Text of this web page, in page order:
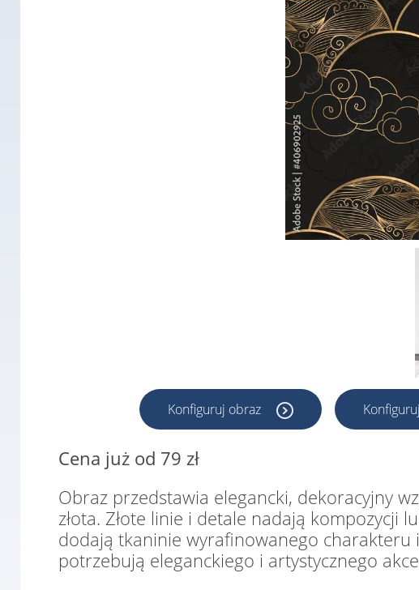
Konfiguruj obraz
Cena już od 79 zł
Obraz przedstawia elegancki, dekoracyjny
złota. Złote linie i detale nadają kompozycji
dodają tkaninie wyrafinowanego
potrzebują eleganckiego i artystycznego